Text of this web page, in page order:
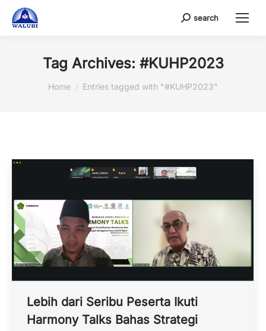
Search:
search
Tag Archives: #KUHP2023
You are here:
Home Entries tagged with "#KUHP2023"
Lebih dari Seribu Peserta Ikuti
Harmony Talks Bahas Strategi